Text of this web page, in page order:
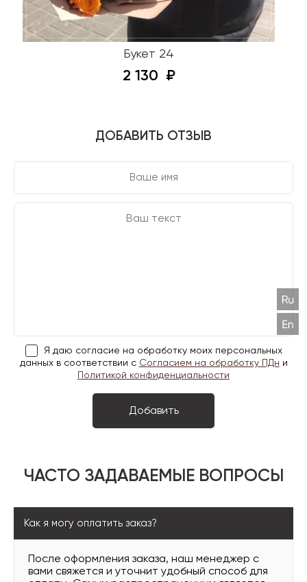
Букет 24
2 130
ДОБАВИТЬ ОТЗЫВ
Я даю согласие на обработку моих персональных
данных в соответствии с Согласием на обработку ПДн и
Политикой конфиденциальности
ЧАСТО ЗАДАВАЕМЫЕ ВОПРОСЫ
Как я могу оплатить заказ?
После оформления заказа, наш менеджер с
вами свяжется и уточнит удобный способ для